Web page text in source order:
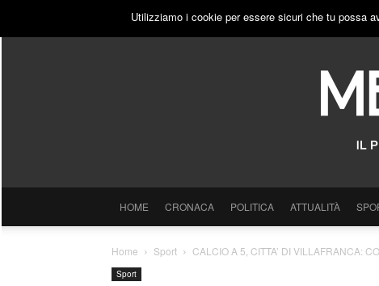
VENERDÌ, 7 AGOSTO 2026 PUBBLICITÀ
HOME CRONACA POLITICA ATTUALITÀ
Home Sport CALCIO A 5, CITTA’ DI VILLAFRANCA:
Sport
Utilizziamo i cookie per essere sicuri che tu possa